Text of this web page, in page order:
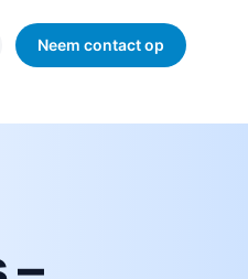
Neem contact op